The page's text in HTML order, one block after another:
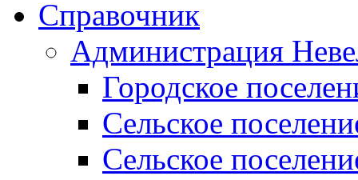
Справочник
Администрация
Городское
Сельское
Сельское